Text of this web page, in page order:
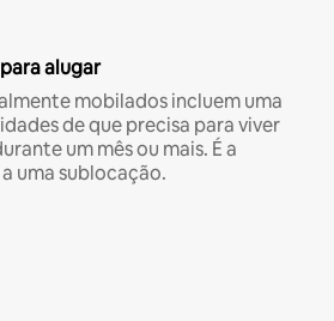
alugar
mobilados incluem uma
de que precisa para viver
um mês ou mais. É a
uma sublocação.